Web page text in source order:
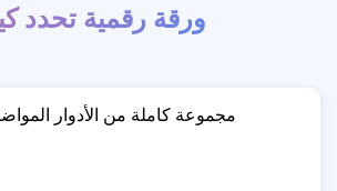
ورقة رقمية تحدد
مجموعة كاملة من الأدوار